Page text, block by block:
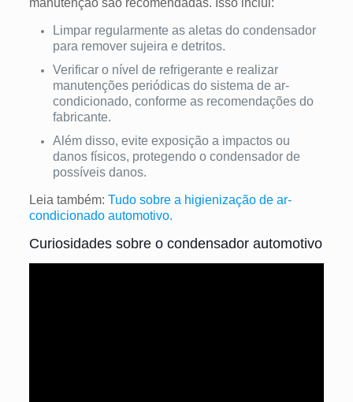
manutenção são recomendadas. Isso inclui:
Limpar regularmente as aletas do condensador
para remover sujeira e detritos.
Verificar o nível de refrigerante e realizar
manutenções periódicas do sistema de ar-
condicionado, conforme as recomendações do
fabricante.
Além disso, evite exposição a impactos ou
danos físicos, protegendo o condensador de
possíveis danos.
Leia também: Tudo sobre a higienização de ar-
condicionado automotivo.
Curiosidades sobre o condensador automotivo